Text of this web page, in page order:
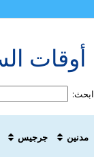
أوقات
ابحث:
مدنين جرجيس